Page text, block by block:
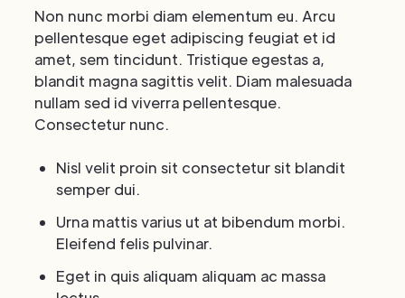
Non nunc morbi diam elementum eu. Arcu
pellentesque eget adipiscing feugiat et id
amet, sem tincidunt. Tristique egestas a,
blandit magna sagittis velit. Diam malesuada
nullam sed id viverra pellentesque.
Consectetur nunc.
Nisl velit proin sit consectetur sit blandit
semper dui.
Urna mattis varius ut at bibendum morbi.
Eleifend felis pulvinar.
Eget in quis aliquam aliquam ac massa